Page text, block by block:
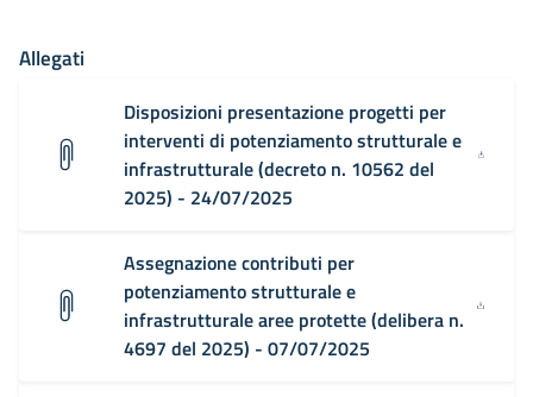
Allegati
Disposizioni presentazione progetti per
interventi di potenziamento strutturale e
infrastrutturale (decreto n. 10562 del
2025) - 24/07/2025
Assegnazione contributi per
potenziamento strutturale e
infrastrutturale aree protette (delibera n.
4697 del 2025) - 07/07/2025